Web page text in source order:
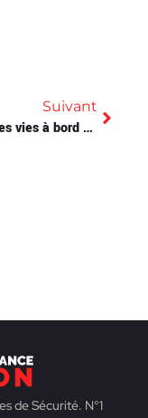
Suivant
Sauver des vies à bord des camions ambulances : le rôle crucial des professionnels de santé mobile
de Sécurité. N°1